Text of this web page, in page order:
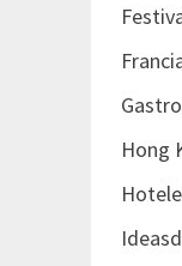
Hong